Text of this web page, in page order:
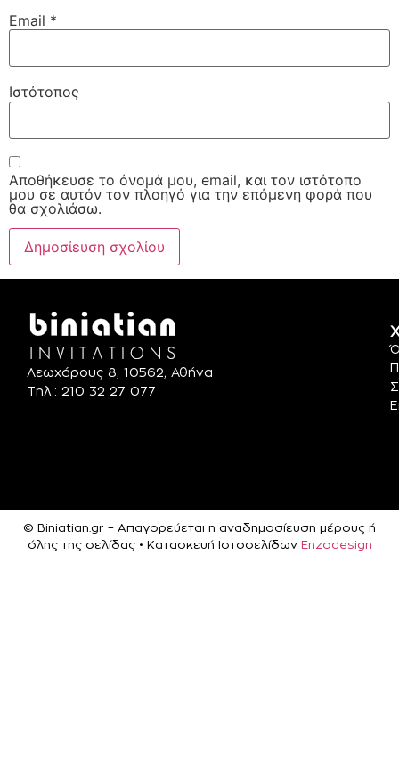
Email *
Ιστότοπος
Αποθήκευσε το όνομά μου, email, και τον ιστότοπο
μου σε αυτόν τον πλοηγό για την επόμενη φορά που
θα σχολιάσω.
Λεωχάρους 8, 10562, Αθήνα
Τηλ.: 210 32 27 077
© Biniatian.gr – Απαγορεύεται η αναδημοσίευση μέρους ή
όλης της σελίδας • Κατασκευή Ιστοσελίδων Enzodesign